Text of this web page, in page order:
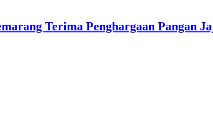
Terima Penghargaan Pangan